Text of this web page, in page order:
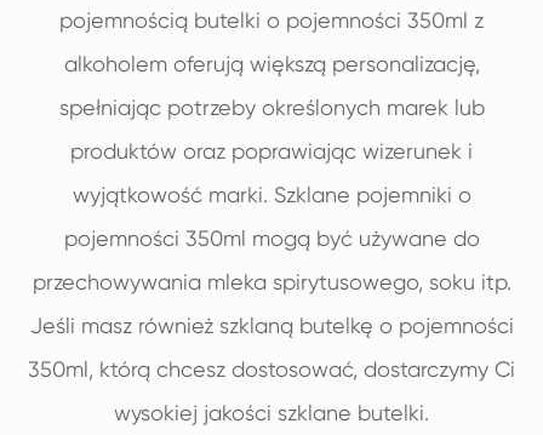
pojemnością butelki o pojemności 350ml z
alkoholem oferują większą personalizację,
spełniając potrzeby określonych marek lub
produktów oraz poprawiając wizerunek i
wyjątkowość marki. Szklane pojemniki o
pojemności 350ml mogą być używane do
przechowywania mleka spirytusowego, soku itp.
Jeśli masz również szklaną butelkę o pojemności
350ml, którą chcesz dostosować, dostarczymy Ci
wysokiej jakości szklane butelki.